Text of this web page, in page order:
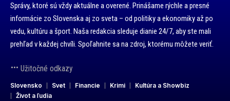
Správy, ktoré sú vždy aktuálne a overené. Prinášame rýchle a presné
informácie zo Slovenska aj zo sveta – od politiky a ekonomiky až po
vedu, kultúru a šport. Naša redakcia sleduje dianie 24/7, aby ste mali
prehľad v každej chvíli. Spoľahnite sa na zdroj, ktorému môžete veriť.
Užitočné odkazy
Slovensko Svet Financie Krimi
Kultúra a Showbiz
Život a ľudia